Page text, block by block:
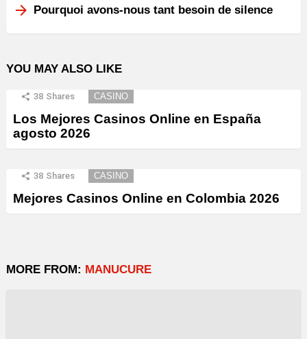
Pourquoi avons-nous tant besoin de silence
YOU MAY ALSO LIKE
38 Shares CASINO
Los Mejores Casinos Online en España
agosto 2026
38 Shares CASINO
Mejores Casinos Online en Colombia 2026
MORE FROM: MANUCURE